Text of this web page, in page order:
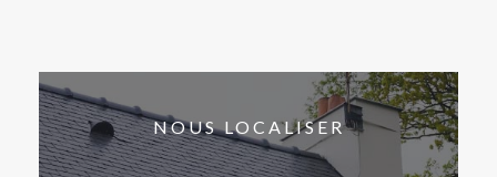
NOUS LOCALISER